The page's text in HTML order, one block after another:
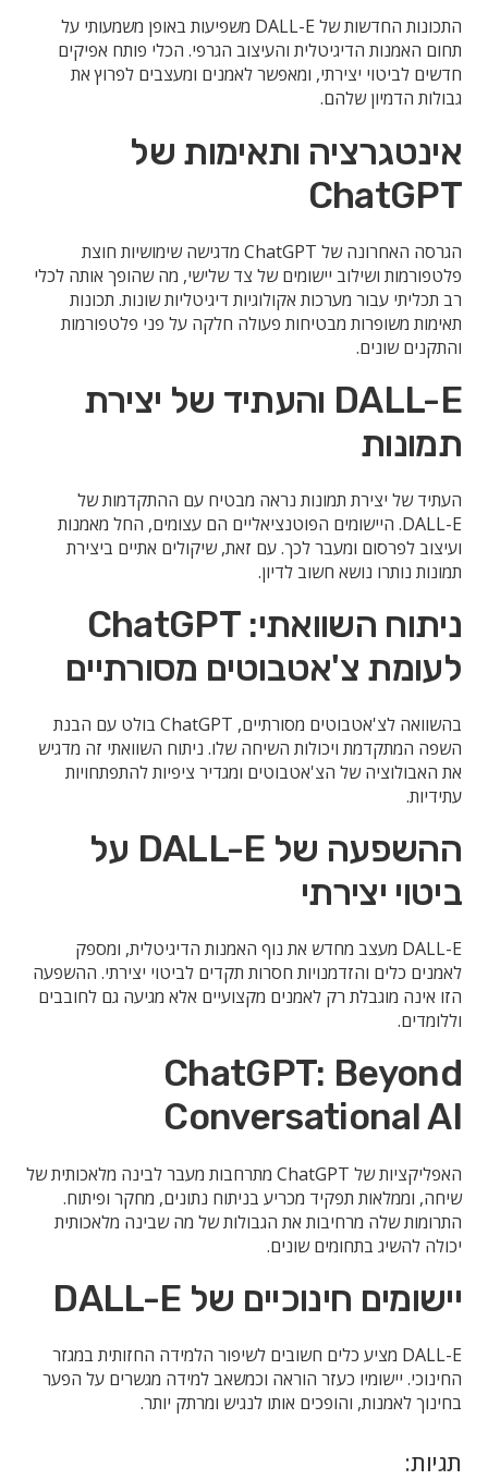
התכונות החדשות של DALL-E משפיעות באופן משמעותי על
תחום האמנות הדיגיטלית והעיצוב הגרפי. הכלי פותח אפיקים
חדשים לביטוי יצירתי, ומאפשר לאמנים ומעצבים לפרוץ את
גבולות הדמיון שלהם.
אינטגרציה ותאימות של
ChatGPT
הגרסה האחרונה של ChatGPT מדגישה שימושיות חוצת
פלטפורמות ושילוב יישומים של צד שלישי, מה שהופך אותה לכלי
רב תכליתי עבור מערכות אקולוגיות דיגיטליות שונות. תכונות
תאימות משופרות מבטיחות פעולה חלקה על פני פלטפורמות
והתקנים שונים.
DALL-E והעתיד של יצירת
תמונות
העתיד של יצירת תמונות נראה מבטיח עם ההתקדמות של
DALL-E. היישומים הפוטנציאליים הם עצומים, החל מאמנות
ועיצוב לפרסום ומעבר לכך. עם זאת, שיקולים אתיים ביצירת
תמונות נותרו נושא חשוב לדיון.
ניתוח השוואתי: ChatGPT
לעומת צ'אטבוטים מסורתיים
בהשוואה לצ'אטבוטים מסורתיים, ChatGPT בולט עם הבנת
השפה המתקדמת ויכולות השיחה שלו. ניתוח השוואתי זה מדגיש
את האבולוציה של הצ'אטבוטים ומגדיר ציפיות להתפתחויות
עתידיות.
ההשפעה של DALL-E על
ביטוי יצירתי
DALL-E מעצב מחדש את נוף האמנות הדיגיטלית, ומספק
לאמנים כלים והזדמנויות חסרות תקדים לביטוי יצירתי. ההשפעה
הזו אינה מוגבלת רק לאמנים מקצועיים אלא מגיעה גם לחובבים
וללומדים.
ChatGPT: Beyond
Conversational AI
האפליקציות של ChatGPT מתרחבות מעבר לבינה מלאכותית של
שיחה, וממלאות תפקיד מכריע בניתוח נתונים, מחקר ופיתוח.
התרומות שלה מרחיבות את הגבולות של מה שבינה מלאכותית
יכולה להשיג בתחומים שונים.
יישומים חינוכיים של DALL-E
DALL-E מציע כלים חשובים לשיפור הלמידה החזותית במגזר
החינוכי. יישומיו כעזר הוראה וכמשאב למידה מגשרים על הפער
בחינוך לאמנות, והופכים אותו לנגיש ומרתק יותר.
תגיות: